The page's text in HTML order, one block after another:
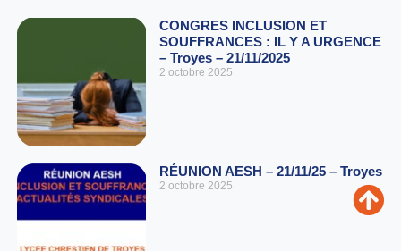
CONGRES INCLUSION ET
SOUFFRANCES : IL Y A URGENCE
– Troyes – 21/11/2025
2 octobre 2025
RÉUNION AESH – 21/11/25 – Troyes
2 octobre 2025